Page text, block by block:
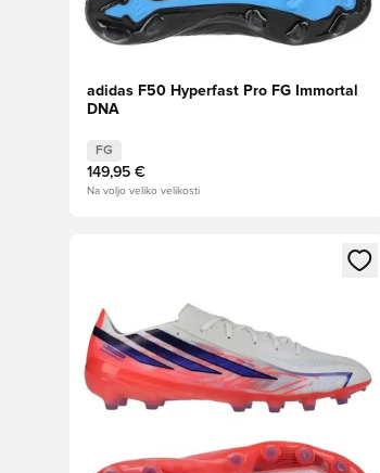
adidas F50 Hyperfast Pro FG Immortal
DNA
FG
149,95 €
Na voljo veliko velikosti
Odpre Modal za prijavo ali vpis kot član